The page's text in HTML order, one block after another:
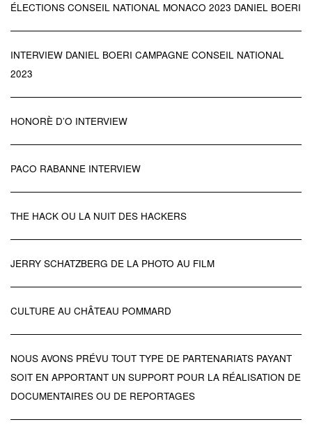
ÉLECTIONS CONSEIL NATIONAL MONACO 2023 DANIEL BOERI
INTERVIEW DANIEL BOERI CAMPAGNE CONSEIL NATIONAL
2023
HONORÈ D’O INTERVIEW
PACO RABANNE INTERVIEW
THE HACK OU LA NUIT DES HACKERS
JERRY SCHATZBERG DE LA PHOTO AU FILM
CULTURE AU CHÂTEAU POMMARD
NOUS AVONS PRÉVU TOUT TYPE DE PARTENARIATS PAYANT
SOIT EN APPORTANT UN SUPPORT POUR LA RÉALISATION DE
DOCUMENTAIRES OU DE REPORTAGES